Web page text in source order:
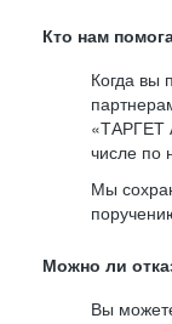
Кто нам
Когда
«ТАРГЕТ
числе по
Мы
Можно ли
Вы